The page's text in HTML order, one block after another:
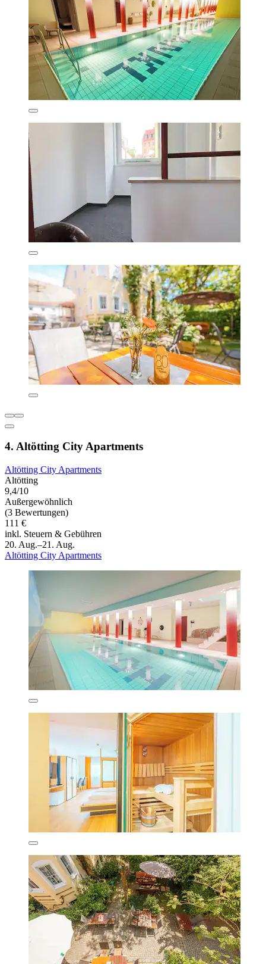
4. Altötting City Apartments
Altötting City Apartments
Altötting
9,4/10
Außergewöhnlich
(3 Bewertungen)
111 €
inkl. Steuern & Gebühren
20. Aug.–21. Aug.
Altötting City Apartments